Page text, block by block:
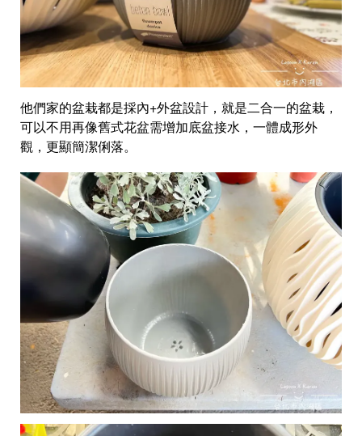
他們家的盆栽都是採內+外盆設計，就是二合一的盆栽，
可以不用再像舊式花盆需增加底盆接水，一體成形外
觀，更顯簡潔俐落。